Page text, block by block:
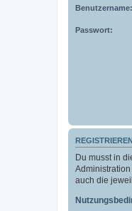
Benutzername:
Passwort:
REGISTRIEREN
Du musst in
auch die